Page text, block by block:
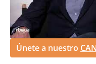
Únete a nuestro